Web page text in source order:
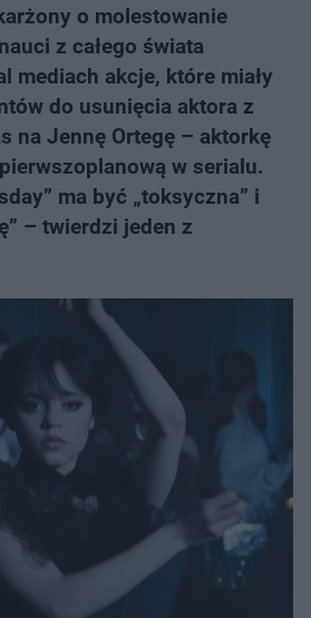
o molestowanie
z całego świata
mediach akcje, które miały
do usunięcia aktora z
na Jennę Ortegę – aktorkę
w serialu.
ma być „toksyczna” i
– twierdzi jeden z